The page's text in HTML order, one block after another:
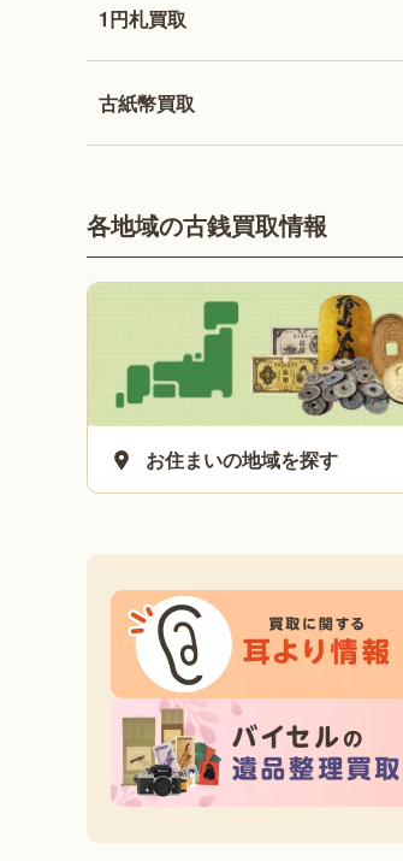
1円札買取
古紙幣買取
各地域の古銭買取情報
お住まいの地域を探す